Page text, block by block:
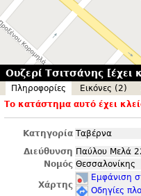
Ουζερί Τσιτσάνης [έχει
Πληροφορίες Εικόνες (2)
Το κατάστημα αυτό έχει
Κατηγορία Ταβέρνα
Διεύθυνση Παύλου Μελά
Νομός Θεσσαλονίκης
Χάρτης
Εμφάνιση
Οδηγίες